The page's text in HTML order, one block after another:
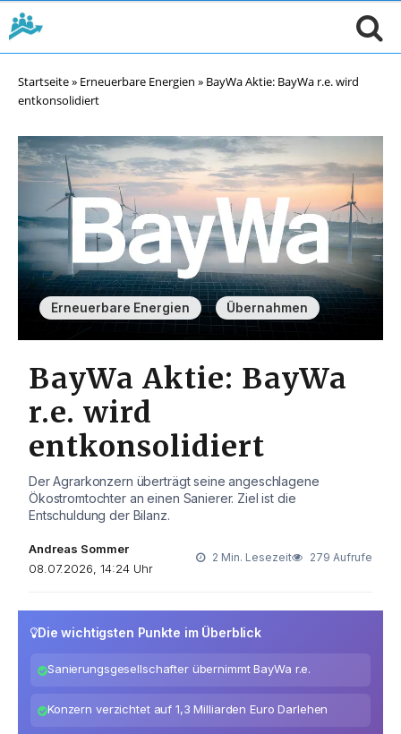
Startseite» Erneuerbare Energien » BayWa Aktie: BayWa r.e. wird
entkonsolidiert
Erneuerbare Energien , Übernahmen
BayWa Aktie: BayWa
r.e. wird
entkonsolidiert
Der Agrarkonzern überträgt seine angeschlagene
Ökostromtochter an einen Sanierer. Ziel ist die
Entschuldung der Bilanz.
Andreas Sommer
08.07.2026, 14:24 Uhr
2 Min. Lesezeit 279 Aufrufe
Die wichtigsten Punkte im Überblick
Sanierungsgesellschafter übernimmt BayWa r.e.
Konzern verzichtet auf 1,3 Milliarden Euro Darlehen